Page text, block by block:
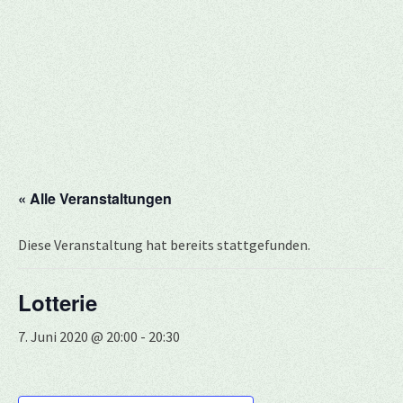
« Alle Veranstaltungen
Diese Veranstaltung hat bereits stattgefunden.
Lotterie
7. Juni 2020 @ 20:00 - 20:30